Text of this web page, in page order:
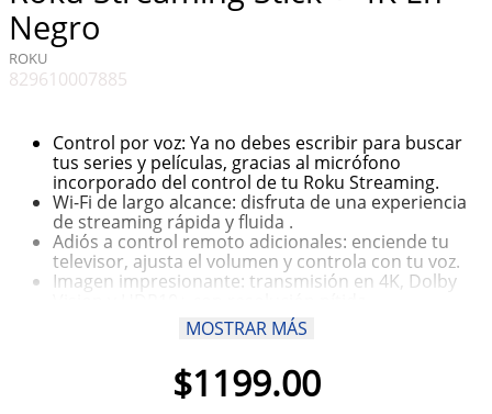
Negro
ROKU
829610007885
Control por voz: Ya no debes escribir para buscar
tus series y películas, gracias al micrófono
incorporado del control de tu Roku Streaming.
Wi-Fi de largo alcance: disfruta de una experiencia
de streaming rápida y fluida .
Adiós a control remoto adicionales: enciende tu
televisor, ajusta el volumen y controla con tu voz.
Imagen impresionante: transmisión en 4K, Dolby
Compatible con los asistentes de voz más
MOSTRAR MÁS
$1199.00
4.
5.
ariana grande
7.
importados
8
manga
9.
taylor swift
10. olivia rodrigo